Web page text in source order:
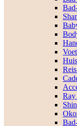
Ray